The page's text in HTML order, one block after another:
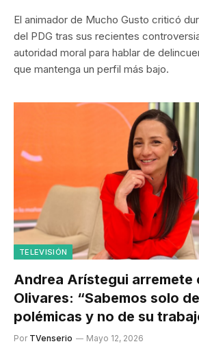
El animador de Mucho Gusto criticó
del PDG tras sus recientes
autoridad moral para hablar de
que mantenga un perfil más bajo.
TELEVISIÓN
Andrea Arístegui arremete
Olivares: “Sabemos solo
polémicas y no de su
Por TVenserio Mayo 12, 2026